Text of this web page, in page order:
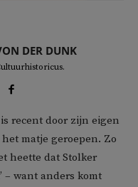
DER DUNK
recent door zijn eigen
matje geroepen. Zo
heette dat Stolker
– want anders komt